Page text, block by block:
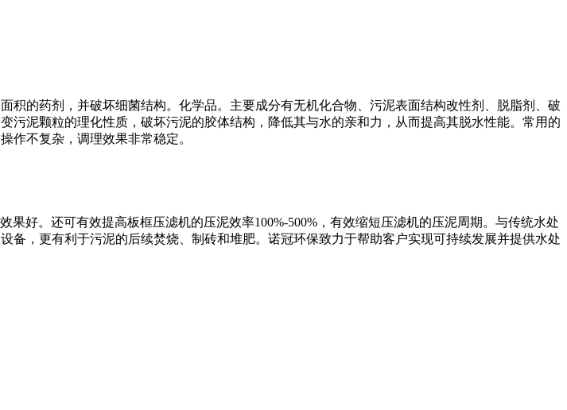
积的药剂，并破坏细菌结构。化学品。主要成分有无机化合物、污泥表面结构改性剂、脱脂剂、破
泥颗粒的理化性质，破坏污泥的胶体结构，降低其与水的亲和力，从而提高其脱水性能。常用的
作不复杂，调理效果非常稳定。
果好。还可有效提高板框压滤机的压泥效率100%-500%，有效缩短压滤机的压泥周期。与传统水处
备，更有利于污泥的后续焚烧、制砖和堆肥。诺冠环保致力于帮助客户实现可持续发展并提供水处